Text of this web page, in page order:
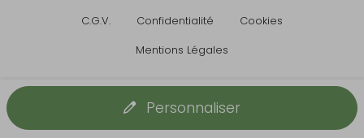
Personnaliser
C.G.V. Confidentialité
Cookies
Mentions Légales